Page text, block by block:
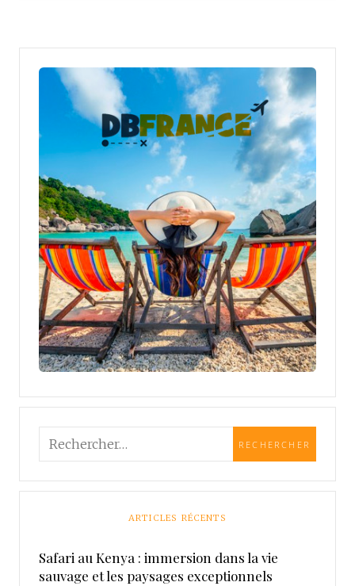
ARTICLES RÉCENTS
Safari au Kenya : immersion dans la vie
sauvage et les paysages exceptionnels